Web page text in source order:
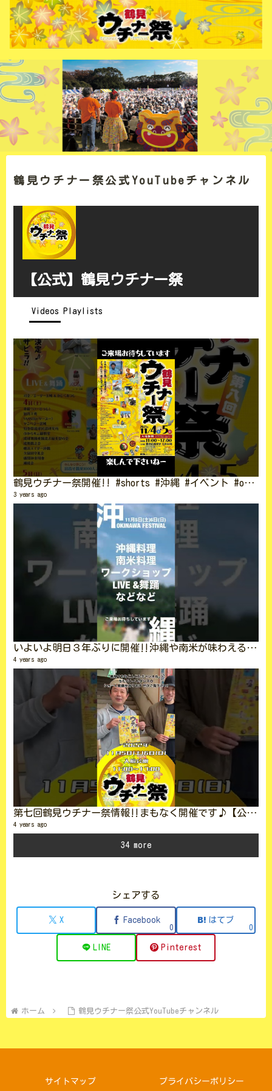
鶴見ウチナー祭公式YouTubeチャンネル
【公式】鶴見ウチナー祭
Videos Playlists
鶴見ウチナー祭開催!! #shorts #沖縄 #イベント #okinawa
3 years ago
いよいよ明日３年ぶりに開催‼︎沖縄や南米が味わえるイベント鶴見ウチナー祭 LIVE &舞踊も♪【横浜鶴見】 #shorts
4 years ago
第七回鶴見ウチナー祭情報‼︎まもなく開催です♪【公式】 #shorts
4 years ago
34 more
5
シェアする
X Facebook
0
はてブ
0
LINE Pinterest
ホーム 鶴見ウチナー祭公式YouTubeチャンネル
サイトマップ プライバシーポリシー